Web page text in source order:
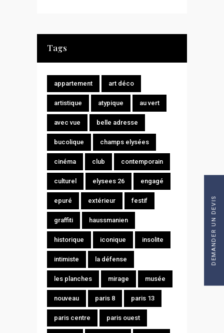
DEMANDER UN DEVIS
Tags
appartement art déco
artistique atypique au vert
avec vue belle adresse
bucolique champs elysées
cinéma club contemporain
culturel elysees 26 engagé
epuré extérieur festif
graffiti haussmanien
historique iconique insolite
intimiste la défense
les planches mirage musée
nouveau paris 8 paris 13
paris centre paris ouest